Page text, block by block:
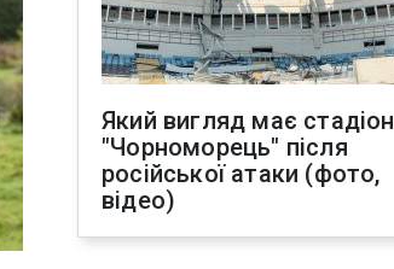
Який вигляд має стадіон
"Чорноморець" після
російської атаки (фото,
відео)